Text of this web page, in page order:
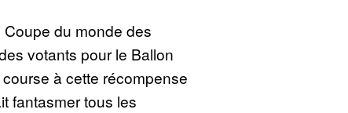
du monde des
votants pour le Ballon
à cette récompense
fantasmer tous les